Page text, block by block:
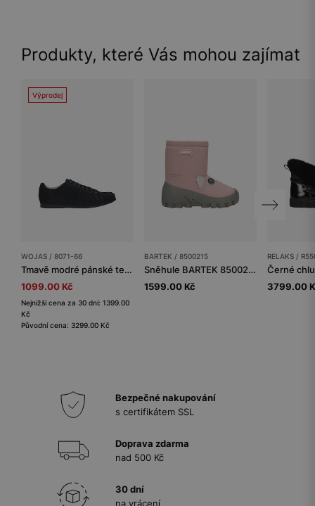
Produkty, které Vás mohou zajímat
Výprodej
WOJAS / 8071-66
Tmavě modré pánské tenisky z velurové štípané kůže
1099.00 Kč
Nejnižší cena za 30 dní: 1399.00
Kč
Původní cena: 3299.00 Kč
BARTEK / 8500215
Sněhule BARTEK 8500215, pro dívky, růžové
1599.00 Kč
RELAKS /
3799.00
Bezpečné nakupování
s certifikátem SSL
Doprava zdarma
nad 500 Kč
30 dní
na vrácení